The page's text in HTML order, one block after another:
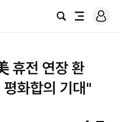
검
전
로
그
휴전 연장 환
화합의 기대"